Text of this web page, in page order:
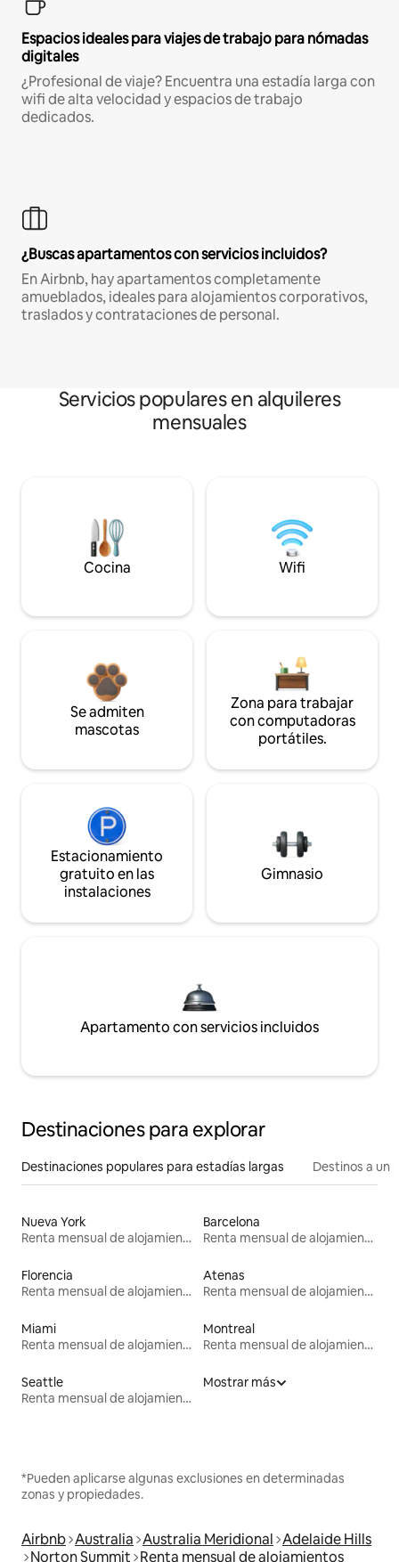
Espacios ideales para viajes de trabajo para nómadas
digitales
¿Profesional de viaje? Encuentra una estadía larga con
wifi de alta velocidad y espacios de trabajo
dedicados.
¿Buscas apartamentos con servicios incluidos?
En Airbnb, hay apartamentos completamente
amueblados, ideales para alojamientos corporativos,
traslados y contrataciones de personal.
Servicios populares en alquileres
mensuales
Cocina Wifi
Se admiten
mascotas
Zona para trabajar
con computadoras
portátiles.
Estacionamiento
gratuito en las
instalaciones
Gimnasio
Apartamento con servicios incluidos
Destinaciones para explorar
Destinaciones populares para estadías largas Destinos a un
Nueva York
Renta mensual de alojamientos
Barcelona
Renta mensual de alojamientos
Florencia
Renta mensual de alojamientos
Atenas
Renta mensual de alojamientos
Miami
Renta mensual de alojamientos
Montreal
Renta mensual de alojamientos
Seattle
Renta mensual de alojamientos
Mostrar más
*Pueden aplicarse algunas exclusiones en determinadas
zonas y propiedades.
Airbnb Australia Australia Meridional Adelaide Hills
Norton Summit Renta mensual de alojamientos